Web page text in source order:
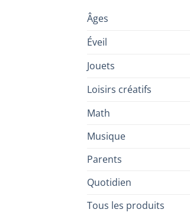
Âges
Éveil
Jouets
Loisirs créatifs
Math
Musique
Parents
Quotidien
Tous les produits